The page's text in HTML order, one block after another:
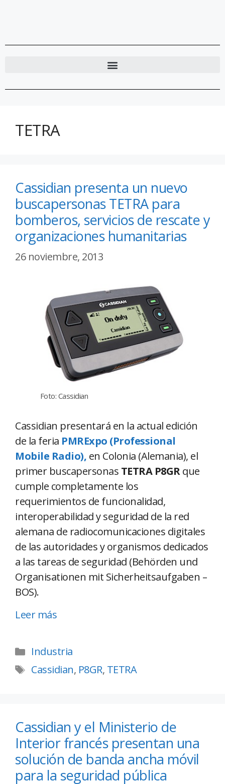
TETRA
Cassidian presenta un nuevo
buscapersonas TETRA para
bomberos, servicios de rescate y
organizaciones humanitarias
26 noviembre, 2013
Foto: Cassidian
Cassidian presentará en la actual edición
de la feria PMRExpo (Professional
Mobile Radio), en Colonia (Alemania), el
primer buscapersonas TETRA P8GRque
cumple completamente los
requerimientos de funcionalidad,
interoperabilidad y seguridad de la red
alemana de radiocomunicaciones digitales
de las autoridades y organismos dedicados
a las tareas de seguridad (Behörden und
Organisationen mit Sicherheitsaufgaben –
BOS).
Leer más
Industria
Cassidian, P8GR, TETRA
Cassidian y el Ministerio de
Interior francés presentan una
solución de banda ancha móvil
para la seguridad pública